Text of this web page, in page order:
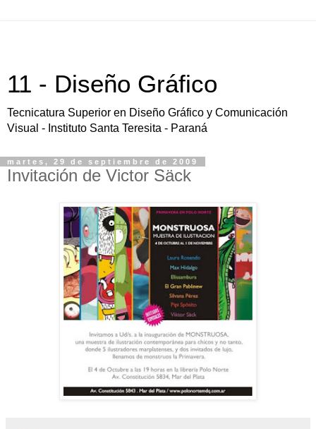
11 - Diseño Gráfico
Tecnicatura Superior en Diseño Gráfico y Comunicación
Visual - Instituto Santa Teresita - Paraná
martes, 29 de septiembre de 2009
Invitación de Victor Säck